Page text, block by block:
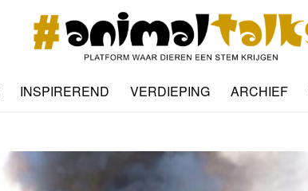
INSPIREREND VERDIEPING ARCHIEF